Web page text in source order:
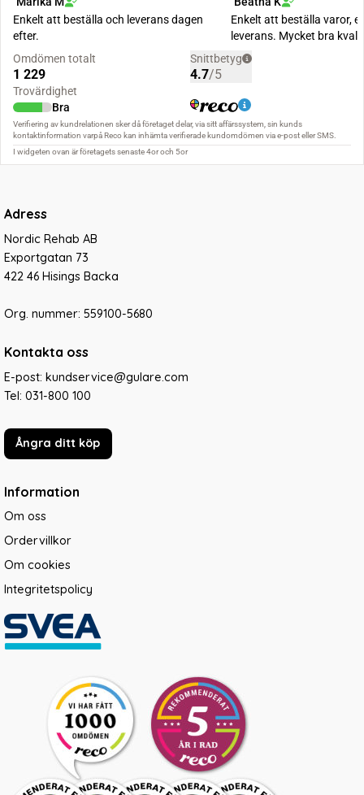
Adress
Nordic Rehab AB
Exportgatan 73
422 46 Hisings Backa
Org. nummer: 559100-5680
Kontakta oss
E-post: kundservice@gulare.com
Tel: 031-800 100
Ångra ditt köp
Information
Om oss
Ordervillkor
Om cookies
Integritetspolicy